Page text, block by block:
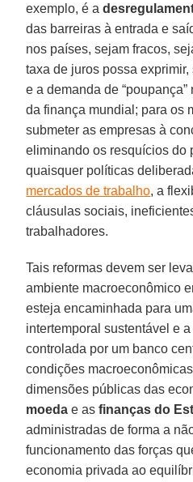
exemplo, é a
das barreiras à entrada e
nos países, sejam fracos,
taxa de juros possa
e a demanda de
da finança mundial; para os
submeter as empresas à
eliminando os resquícios do
quaisquer políticas
mercados de trabalho, a
cláusulas sociais,
trabalhadores.
Tais reformas devem ser
ambiente macroeconômico
esteja encaminhada para
intertemporal sustentável e
controlada por um banco
condições
dimensões públicas das
moeda e asfinanças do
administradas de forma a
funcionamento das forças
economia privada ao